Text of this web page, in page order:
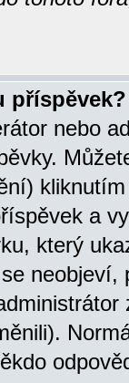
příspěvek?
nebo
a
který